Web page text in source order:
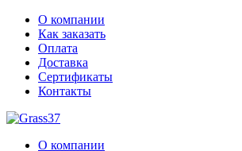
О компании
Как заказать
Оплата
Доставка
Сертификаты
Контакты
О компании